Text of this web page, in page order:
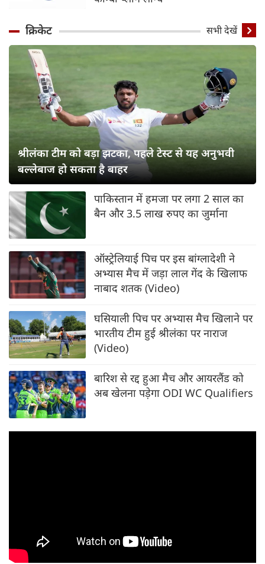
क्रिकेट सभी देखें
श्रीलंका टीम को बड़ा झटका, पहले टेस्ट से यह अनुभवी
बल्लेबाज हो सकता है बाहर
पाकिस्तान में हमजा पर लगा 2 साल का
बैन और 3.5 लाख रुपए का जुर्माना
ऑस्ट्रेलियाई पिच पर इस बांग्लादेशी ने
अभ्यास मैच में जड़ा लाल गेंद के खिलाफ
नाबाद शतक (Video)
घसियाली पिच पर अभ्यास मैच खिलाने पर
भारतीय टीम हुई श्रीलंका पर नाराज
(Video)
बारिश से रद्द हुआ मैच और आयरलैंड को
अब खेलना पड़ेगा ODI WC Qualifiers